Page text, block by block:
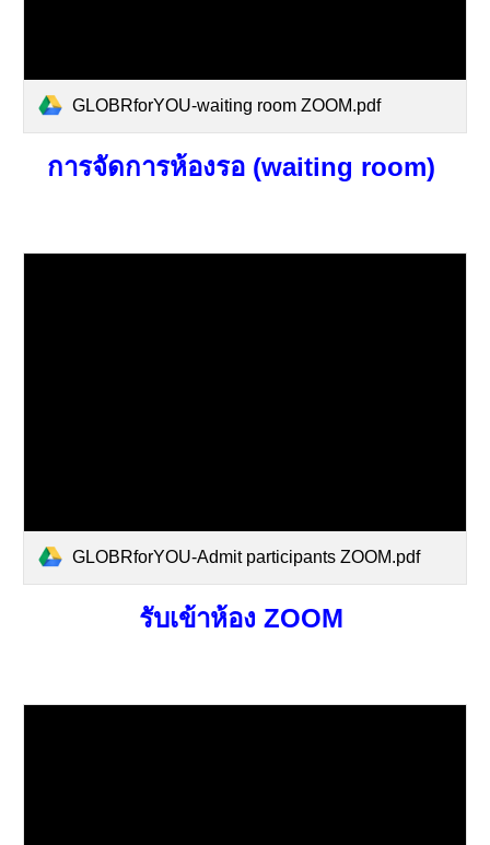
GLOBRforYOU-waiting room ZOOM.pdf
การจัดการห้องรอ (waiting room)
GLOBRforYOU-Admit participants ZOOM.pdf
รับเข้าห้อง ZOOM